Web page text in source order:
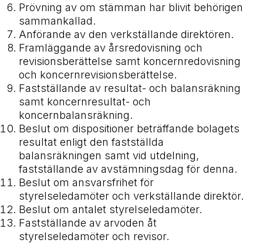
Prövning av om stämman har blivit behörigen
sammankallad.
Anförande av den verkställande direktören.
Framläggande av årsredovisning och
revisionsberättelse samt koncernredovisning
och koncernrevisionsberättelse.
Fastställande av resultat- och balansräkning
samt koncernresultat- och
koncernbalansräkning.
Beslut om dispositioner beträffande bolagets
resultat enligt den fastställda
balansräkningen samt vid utdelning,
fastställande av avstämningsdag för denna.
Beslut om ansvarsfrihet för
styrelseledamöter och verkställande direktör.
Beslut om antalet styrelseledamöter.
Fastställande av arvoden åt
styrelseledamöter och revisor.